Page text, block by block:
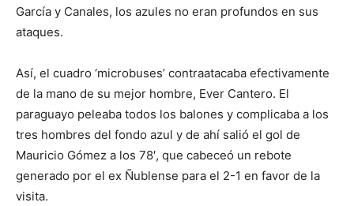
García y Canales, los azules no eran profundos en sus
ataques.
Así, el cuadro ‘microbuses’ contraatacaba efectivamente
de la mano de su mejor hombre, Ever Cantero. El
paraguayo peleaba todos los balones y complicaba a los
tres hombres del fondo azul y de ahí salió el gol de
Mauricio Gómez a los 78′, que cabeceó un rebote
generado por el ex Ñublense para el 2-1 en favor de la
visita.